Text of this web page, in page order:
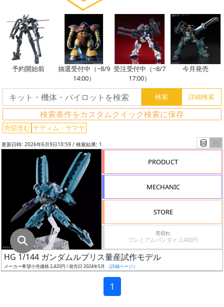
予約開始前
抽選受付中（~8/9
14:00）
受注受付中（~8/7
17:00）
今月発売
検索条件をカスタムクイック検索に保存
売切含む ナディム・サマヤ
ド
グ
レ
ド
成
形
色
更新日時: 2026年6月9日10:59 / 検索結果: 1
PRODUCT
MECHANIC
STORE
売切れ
プレミアムバンダイ 2,420円
HG 1/144 ガンダムルブリス量産試作モデル
メーカー希望小売価格 2,420円 / 発売日 2024年5月 （詳細ページ）
1